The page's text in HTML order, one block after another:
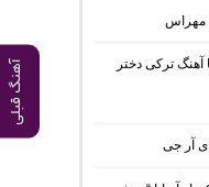
آهنگ قبلی آهنگ ترکی دختر
آر جی